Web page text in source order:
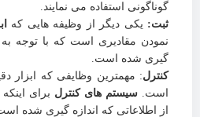
گوناگونی استفاده می نمایند.
ثبت: یکی دیگر از وظیفه هایی که
نمودن مقادیری است که با توجه به
گیری شده است.
کنترل: مهمترین وظایفی که ابزار
است.سیستم های کنترل برای
از اطلاعاتی که اندازه گیری شده